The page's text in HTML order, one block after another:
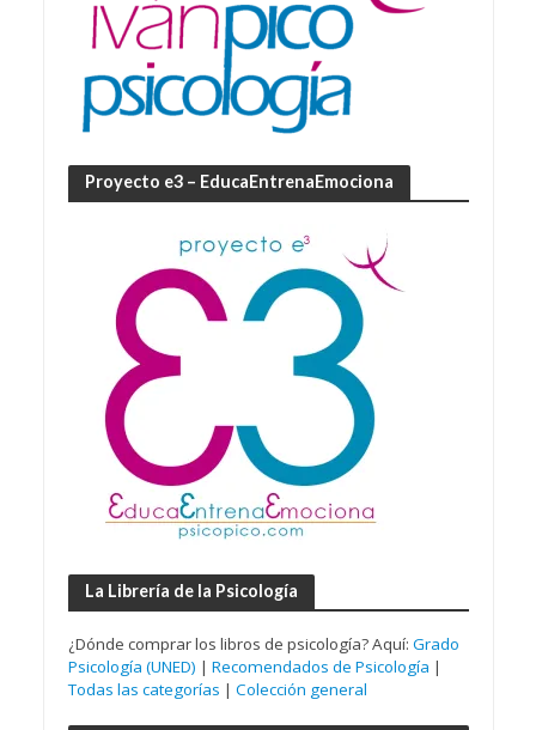
Proyecto e3 – EducaEntrenaEmociona
La Librería de la Psicología
¿Dónde comprar los libros de psicología? Aquí: Grado
Psicología (UNED) | Recomendados de Psicología |
Todas las categorías | Colección general